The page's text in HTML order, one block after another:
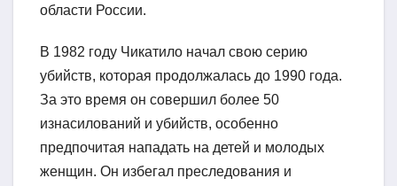
области России.
В 1982 году Чикатило начал свою серию
убийств, которая продолжалась до 1990 года.
За это время он совершил более 50
изнасилований и убийств, особенно
предпочитая нападать на детей и молодых
женщин. Он избегал преследования и